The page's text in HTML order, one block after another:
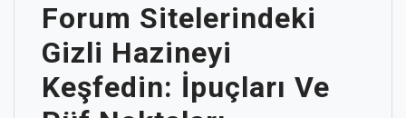
Forum Sitelerindeki
Gizli Hazineyi
Keşfedin: İpuçları Ve